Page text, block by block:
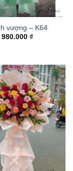
vượng – K64
980.000 ₫